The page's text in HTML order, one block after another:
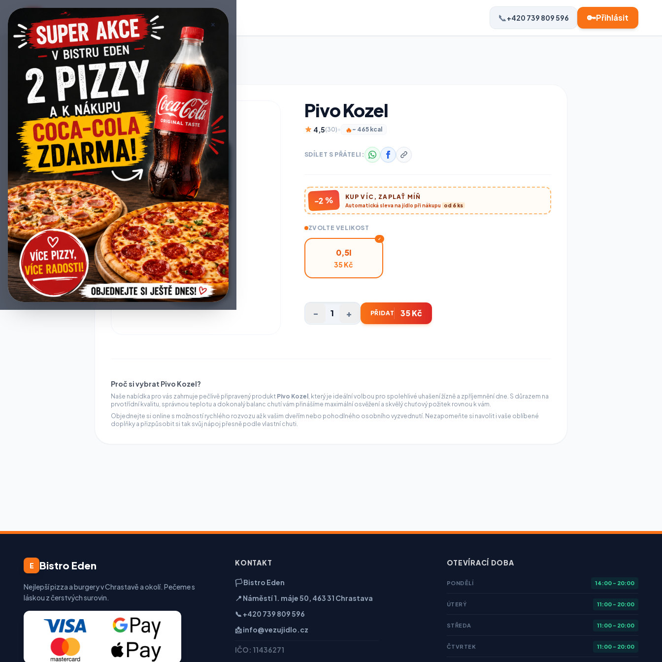
Bistro Eden 📞+420 739 809 596 🔑Přihlásit
Zpět na nabídku
Pivo Kozel
4,5(30)• 🔥 ~ 465 kcal
SDÍLET S PŘÁTELI:
-2 % KUP VÍC, ZAPLAŤ MÍŇ
Automatická sleva na jídlo při nákupu od 6 ks
ZVOLTE VELIKOST
0,5l
35 Kč
✓
- 1 + PŘIDAT 35 Kč
Proč si vybrat Pivo Kozel?
Naše nabídka pro vás zahrnuje pečlivě připravený produkt Pivo Kozel
, který je ideální volbou pro spolehlivé uhašení žízně a zpříjemnění dne. S důrazem na
prvotřídní kvalitu, správnou teplotu a dokonalý balanc chutí vám přinášíme maximální osvěžení a skvělý chuťový požitek rovnou k vám.
Objednejte si online s možností rychlého rozvozu až k vašim dveřím nebo pohodlného osobního vyzvednutí. Nezapomeňte si navolit i vaše oblíbené
doplňky a přizpůsobit si tak svůj nápoj přesně podle vlastní chuti.
E Bistro Eden
Nejlepší pizza a burgery v Chrastavě a okolí. Pečeme s
láskou z čerstvých surovin.
KONTAKT
🏳️ Bistro Eden
📍 Náměstí 1. máje 50, 463 31 Chrastava
📞 +420 739 809 596
📩 info@vezujidlo.cz
IČO: 11436271
OTEVÍRACÍ DOBA
PONDĚLÍ 14:00 - 20:00
ÚTERÝ 11:00 - 20:00
STŘEDA 11:00 - 20:00
ČTVRTEK 11:00 - 20:00
×